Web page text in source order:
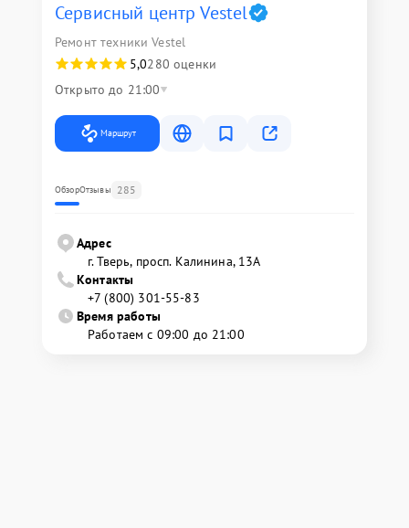
Сервисный центр Vestel
Ремонт техники Vestel
5,0280 оценки
Открыто до 21:00
Маршрут
ОбзорОтзывы 285
Адрес
г. Тверь, просп. Калинина, 13А
Контакты
+7 (800) 301-55-83
Время работы
Работаем с 09:00 до 21:00